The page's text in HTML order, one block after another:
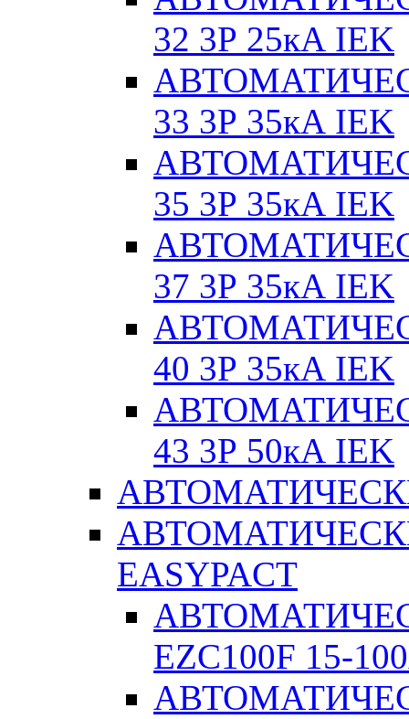
32 3Р 25кА IEK
33 3Р 35кА IEK
35 3Р 35кА IEK
37 3Р 35кА IEK
40 3Р 35кА IEK
43 3Р 50кА IEK
EASYPACT
EZC100F 15-